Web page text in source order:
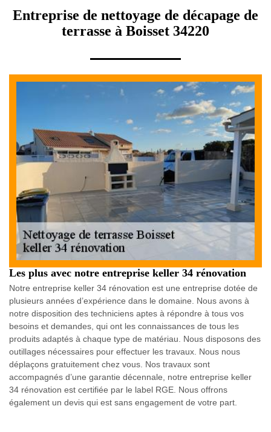
Entreprise de nettoyage de décapage de
terrasse à Boisset 34220
Les plus avec notre entreprise keller 34 rénovation
Notre entreprise keller 34 rénovation est une entreprise dotée de
plusieurs années d’expérience dans le domaine. Nous avons à
notre disposition des techniciens aptes à répondre à tous vos
besoins et demandes, qui ont les connaissances de tous les
produits adaptés à chaque type de matériau. Nous disposons des
outillages nécessaires pour effectuer les travaux. Nous nous
déplaçons gratuitement chez vous. Nos travaux sont
accompagnés d’une garantie décennale, notre entreprise keller
34 rénovation est certifiée par le label RGE. Nous offrons
également un devis qui est sans engagement de votre part.